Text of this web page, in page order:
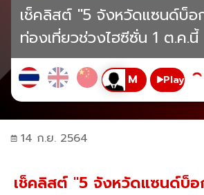
เช็คลิสต์ "5 จังหวัดแซนด์บ็อ
ท่องเที่ยวช่วงไฮซีซั่น 1 ต.ค.นี้
Play
14 ก.ย. 2564
เช็คลิสต์ "5 จังหวัดแซนด์บ็